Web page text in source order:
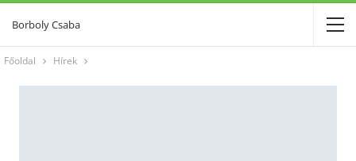
Borboly Csaba
Főoldal Hírek